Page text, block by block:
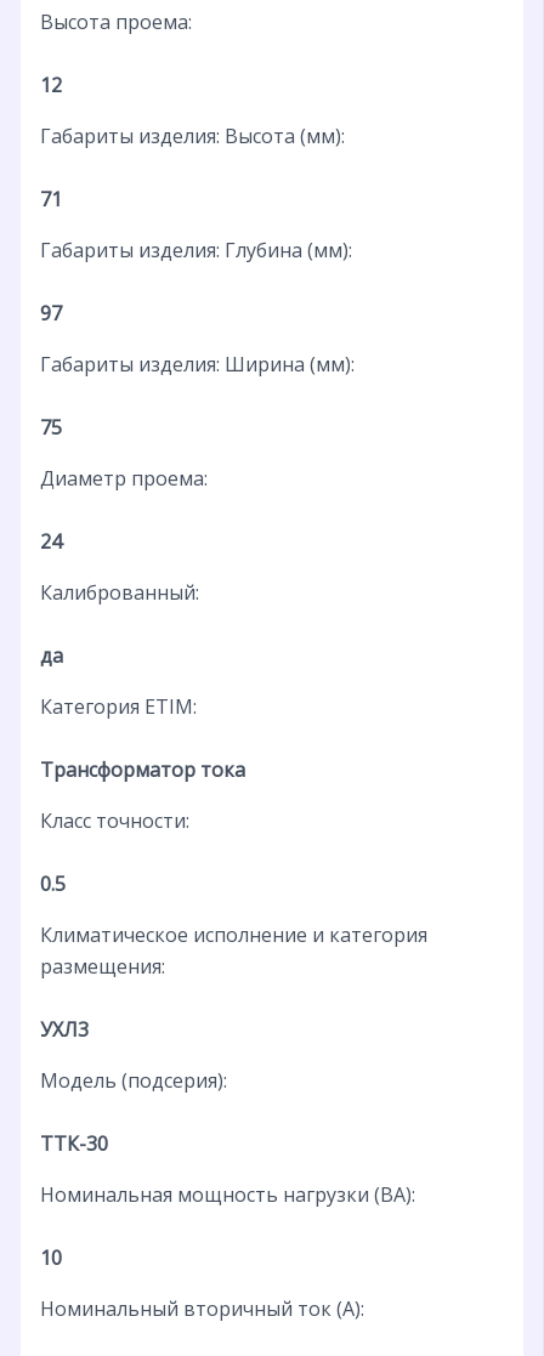
Высота проема:
12
Габариты изделия: Высота (мм):
71
Габариты изделия: Глубина (мм):
97
Габариты изделия: Ширина (мм):
75
Диаметр проема:
24
Калиброванный:
да
Категория ETIM:
Трансформатор тока
Класс точности:
0.5
Климатическое исполнение и категория
размещения:
УХЛ3
Модель (подсерия):
ТТК-30
Номинальная мощность нагрузки (ВА):
10
Номинальный вторичный ток (А):